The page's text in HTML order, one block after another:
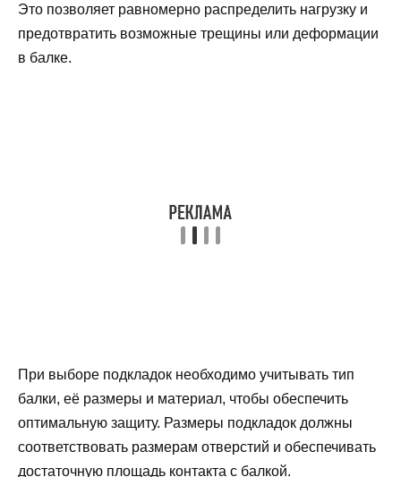
Это позволяет равномерно распределить нагрузку и
предотвратить возможные трещины или деформации
в балке.
При выборе подкладок необходимо учитывать тип
балки, её размеры и материал, чтобы обеспечить
оптимальную защиту. Размеры подкладок должны
соответствовать размерам отверстий и обеспечивать
достаточную площадь контакта с балкой.